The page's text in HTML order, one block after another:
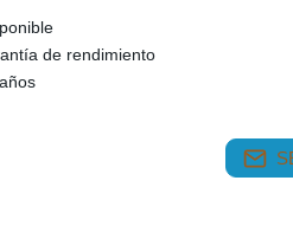
de rendimiento